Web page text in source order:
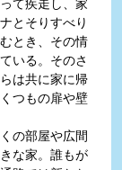
とそりすべり
とき、その情
いる。そのさ
は共に家に帰
つもの扉や壁
の部屋や広間
な家。誰もが